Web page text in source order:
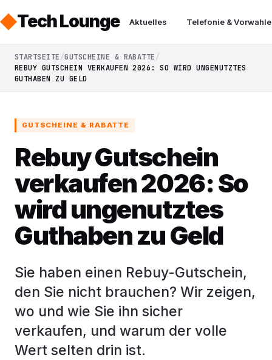
Tech Lounge Aktuelles Telefonie &
STARTSEITE GUTSCHEINE & RABATTE
REBUY GUTSCHEIN VERKAUFEN 2026: SO WIRD UNGENUTZTES
GUTHABEN ZU GELD
GUTSCHEINE & RABATTE
Rebuy Gutschein
verkaufen 2026: So
wird ungenutztes
Guthaben zu Geld
Sie haben einen Rebuy-Gutschein,
den Sie nicht brauchen? Wir zeigen,
wo und wie Sie ihn sicher
verkaufen, und warum der volle
Wert selten drin ist.